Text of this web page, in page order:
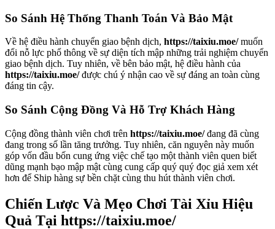
So Sánh Hệ Thống Thanh Toán Và Bảo Mật
Về hệ điều hành chuyển giao bệnh dịch, https://taixiu.moe/muốn
đổi nỗ lực phổ thông về sự diện tích mập những trải nghiệm chuyển
giao bệnh dịch. Tuy nhiên, về bên bảo mật, hệ điều hành của
https://taixiu.moe/được chú ý nhận cao về sự đáng an toàn cùng
đáng tin cậy.
So Sánh Cộng Đồng Và Hỗ Trợ Khách Hàng
Cộng đồng thành viên chơi trên https://taixiu.moe/đang đã cùng
đang trong số lần tăng trưởng. Tuy nhiên, căn nguyên này muốn
góp vốn đầu bốn cung ứng việc chế tạo một thành viên quen biết
dũng mạnh bạo mập mật cùng cung cấp quý quý đọc giả xem xét
hơn để Ship hàng sự bền chặt cùng thu hút thành viên chơi.
Chiến Lược Và Mẹo Chơi Tài Xỉu Hiệu
Quả Tại https://taixiu.moe/